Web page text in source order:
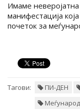
Имаме
манифестација
почеток за
Тагови: ПИ-ДЕН